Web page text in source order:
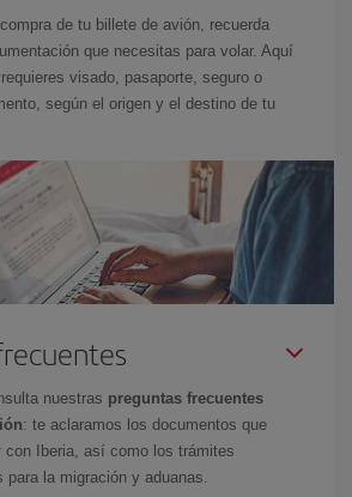
de tu billete de avión, recuerda
que necesitas para volar. Aquí
visado, pasaporte, seguro o
según el origen y el destino de tu
nuestras preguntas frecuentes
: te aclaramos los documentos que
con Iberia, así como los trámites
la migración y aduanas.